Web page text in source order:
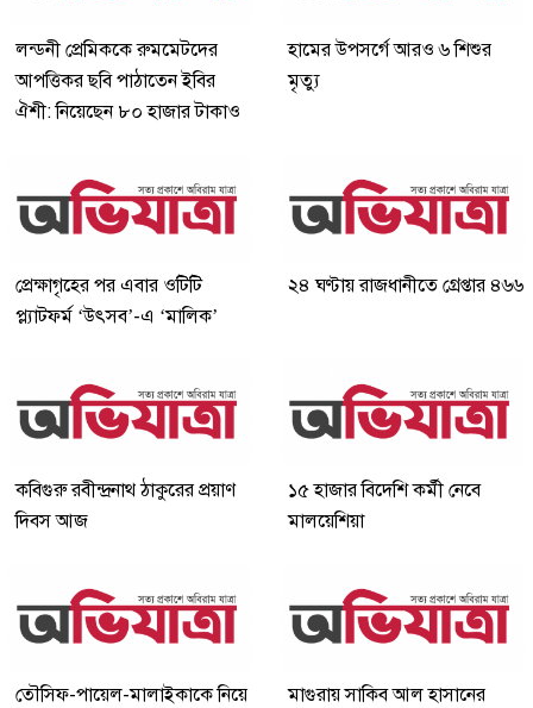
লন্ডনী প্রেমিককে রুমমেটদের
আপত্তিকর ছবি পাঠাতেন ইবির
ঐশী: নিয়েছেন ৮০ হাজার টাকাও
হামের উপসর্গে আরও ৬ শিশুর
মৃত্যু
প্রেক্ষাগৃহের পর এবার ওটিটি
প্ল্যাটফর্ম ‘উৎসব’-এ ‘মালিক’
২৪ ঘণ্টায় রাজধানীতে গ্রেপ্তার ৪৬৬
কবিগুরু রবীন্দ্রনাথ ঠাকুরের প্রয়াণ
দিবস আজ
১৫ হাজার বিদেশি কর্মী নেবে
মালয়েশিয়া
তৌসিফ-পায়েল-মালাইকাকে নিয়ে
মাগুরায় সাকিব আল হাসানের